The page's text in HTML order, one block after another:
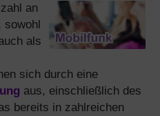
an
sowohl
als
sich durch eine
aus, einschließlich des
bereits in zahlreichen